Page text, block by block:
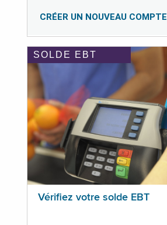
CRÉER UN NOUVEAU COMPTE
SOLDE EBT
Vérifiez votre solde EBT